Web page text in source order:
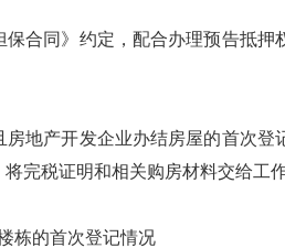
合同》约定，配合办理预告抵
地产开发企业办结房屋的首次
完税证明和相关购房材料交给工
栋的首次登记情况